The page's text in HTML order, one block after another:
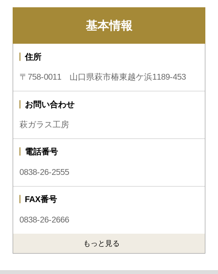
基本情報
住所
〒758-0011 山口県萩市椿東越ケ浜1189-453
お問い合わせ
萩ガラス工房
電話番号
0838-26-2555
FAX番号
0838-26-2666
もっと見る